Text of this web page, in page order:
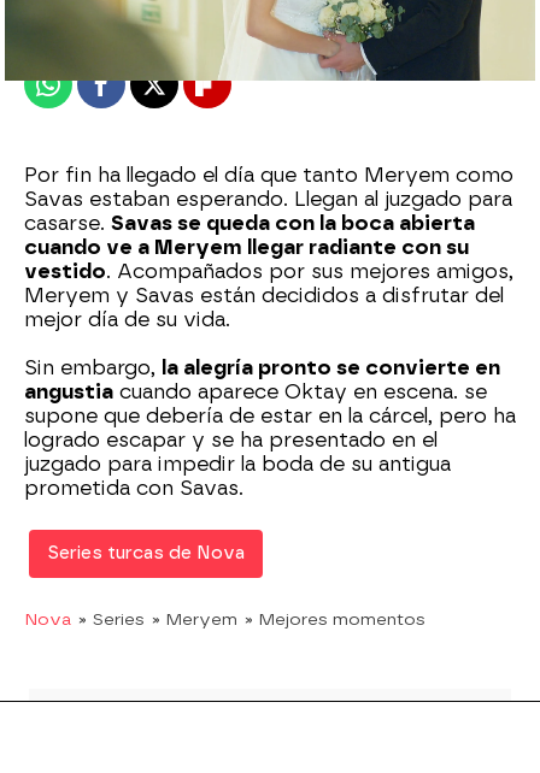
Publicado:14 de septiembre de 2022, 21:49
WhatsappFacebook
X Flipboard
Por fin ha llegado el día que tanto Meryem como
Savas estaban esperando. Llegan al juzgado para
casarse. Savas se queda con la boca abierta
cuando ve a Meryem llegar radiante con su
vestido. Acompañados por sus mejores amigos,
Meryem y Savas están decididos a disfrutar del
mejor día de su vida.
Sin embargo, la alegría pronto se convierte en
angustia cuando aparece Oktay en escena. se
supone que debería de estar en la cárcel, pero ha
logrado escapar y se ha presentado en el
juzgado para impedir la boda de su antigua
prometida con Savas.
Series turcas de Nova
Nova » Series » Meryem » Mejores momentos